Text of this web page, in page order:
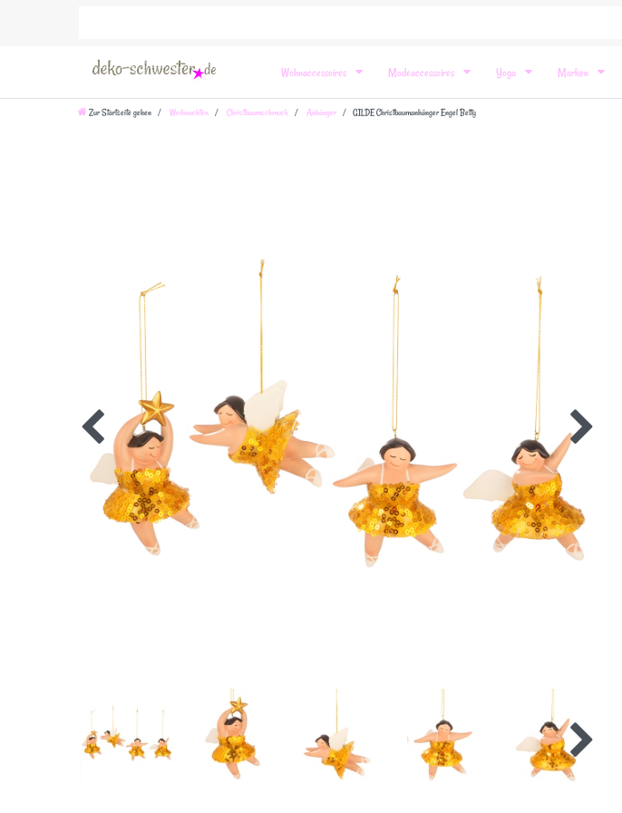
Wohnaccessoires Modeaccessoires Yoga Marken
Zur Startseite gehen Weihnachten Christbaumschmuck Anhänger GILDE Christbaumanhänger Engel Betty